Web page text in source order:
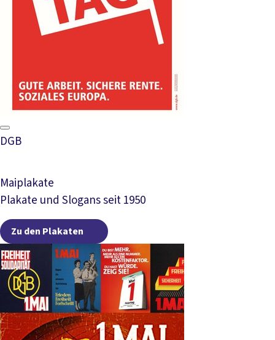
DGB
Maiplakate
Plakate und Slogans seit 1950
Zu den Plakaten Zu den Plakaten